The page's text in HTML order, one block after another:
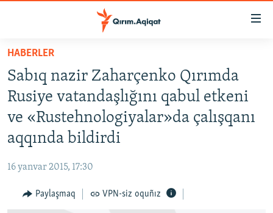
Esas
qaytmaq
Baş
navigatsiyağa
qaytmaq
Qıdıruvğa
HABERLER
SİYASET
İQTİSADİYAT
CEMİYET
İNSAN AQLARI
VİDEO
HABERLER
Sabıq nazir Zaharçenko Qırımda
Rusiye vatandaşlığını qabul etkeni
ve «Rustehnologiyalar»da çalışqanı
aqqında bildirdi
16 yanvar 2015, 17:30
Paylaşmaq VPN-siz oquñız